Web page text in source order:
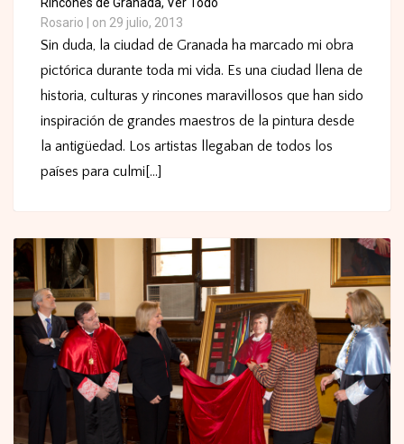
Rosario
on 29 julio, 2013
Sin duda, la ciudad de Granada ha marcado mi obra
pictórica durante toda mi vida. Es una ciudad llena de
historia, culturas y rincones maravillosos que han sido
inspiración de grandes maestros de la pintura desde
la antigüedad. Los artistas llegaban de todos los
países para culmi[...]